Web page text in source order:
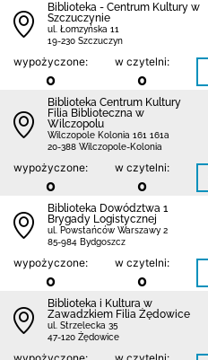
Biblioteka - Centrum Kultury w
Szczuczynie
ul. Łomzyńska 11
19-230 Szczuczyn
wypożyczone:
0
w czytelni:
0
Biblioteka Centrum Kultury
Filia Biblioteczna w
Wilczopolu
Wilczopole Kolonia 161 161a
20-388 Wilczopole-Kolonia
wypożyczone:
0
w czytelni:
0
Biblioteka Dowództwa 1
Brygady Logistycznej
ul. Powstańców Warszawy 2
85-984 Bydgoszcz
wypożyczone:
0
w czytelni:
0
Biblioteka i Kultura w
Zawadzkiem Filia Żędowice
ul. Strzelecka 35
47-120 Żędowice